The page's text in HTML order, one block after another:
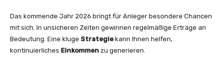
Das kommende Jahr 2026 bringt für Anleger besondere Chancen
mit sich. In unsicheren Zeiten gewinnen regelmäßige Erträge an
Bedeutung. Eine kluge Strategie kann Ihnen helfen,
kontinuierliches Einkommen zu generieren.